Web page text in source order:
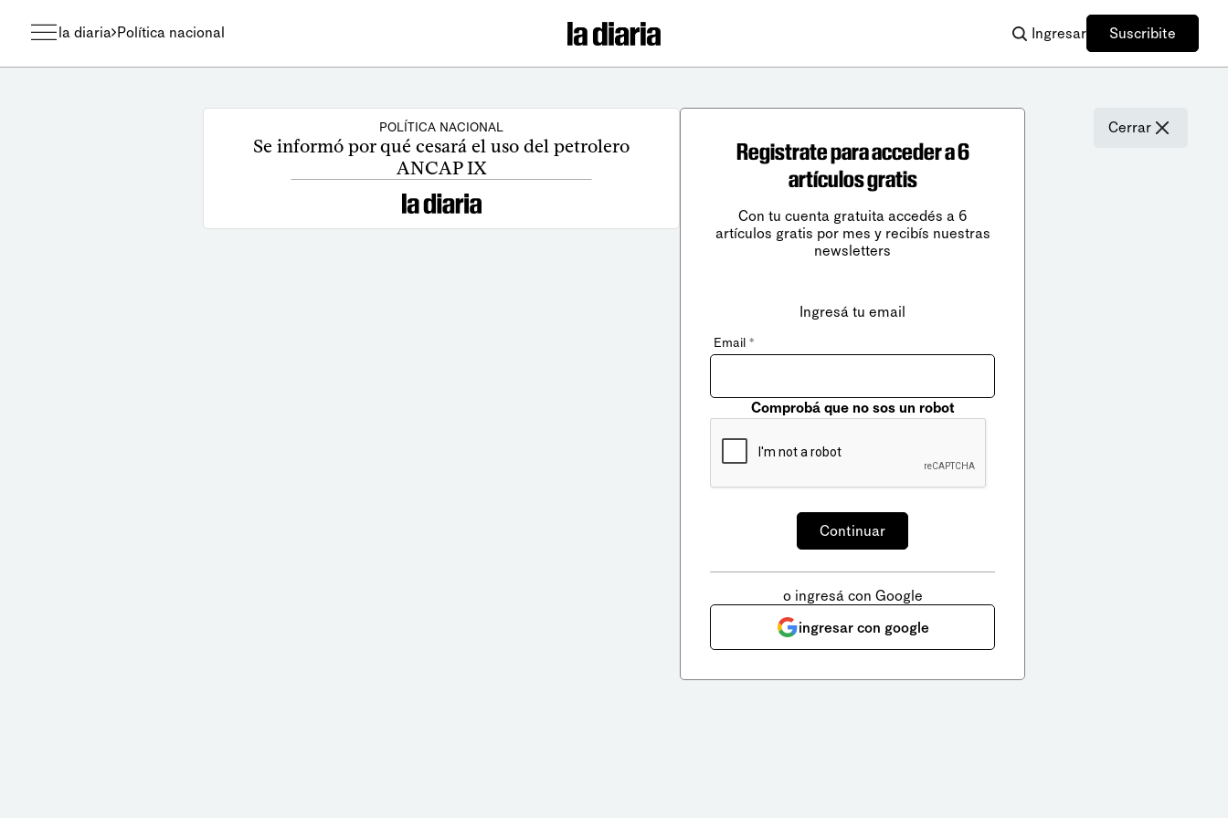
la diaria Política nacional Ingresar Suscribite
POLÍTICA NACIONAL
Se informó por qué cesará el uso del petrolero
ANCAP IX
Cerrar
Registrate para acceder a 6
artículos gratis
Con tu cuenta gratuita accedés a 6
artículos gratis por mes y recibís nuestras
newsletters
Ingresá tu email
Email *
Comprobá que no sos un robot
o ingresá con Google
ingresar con google